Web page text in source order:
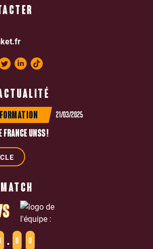
21/03/2025
FRANCE UNSS !
0 0